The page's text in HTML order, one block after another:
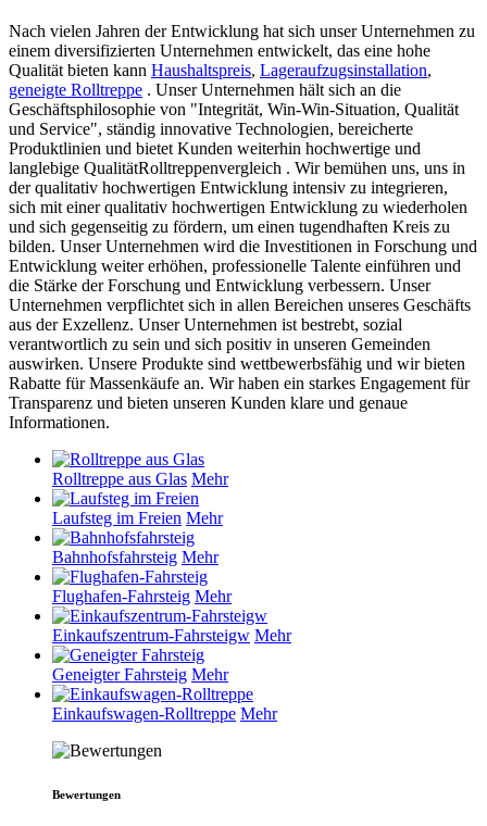
Nach vielen Jahren der Entwicklung hat sich unser Unternehmen zu
einem diversifizierten Unternehmen entwickelt, das eine hohe
Qualität bieten kann Haushaltspreis, Lageraufzugsinstallation,
geneigte Rolltreppe . Unser Unternehmen hält sich an die
Geschäftsphilosophie von "Integrität, Win-Win-Situation, Qualität
und Service", ständig innovative Technologien, bereicherte
Produktlinien und bietet Kunden weiterhin hochwertige und
langlebige QualitätRolltreppenvergleich . Wir bemühen uns, uns in
der qualitativ hochwertigen Entwicklung intensiv zu integrieren,
sich mit einer qualitativ hochwertigen Entwicklung zu wiederholen
und sich gegenseitig zu fördern, um einen tugendhaften Kreis zu
bilden. Unser Unternehmen wird die Investitionen in Forschung und
Entwicklung weiter erhöhen, professionelle Talente einführen und
die Stärke der Forschung und Entwicklung verbessern. Unser
Unternehmen verpflichtet sich in allen Bereichen unseres Geschäfts
aus der Exzellenz. Unser Unternehmen ist bestrebt, sozial
verantwortlich zu sein und sich positiv in unseren Gemeinden
auswirken. Unsere Produkte sind wettbewerbsfähig und wir bieten
Rabatte für Massenkäufe an. Wir haben ein starkes Engagement für
Transparenz und bieten unseren Kunden klare und genaue
Informationen.
Rolltreppe aus Glas Mehr
Laufsteg im Freien Mehr
Bahnhofsfahrsteig Mehr
Flughafen-Fahrsteig Mehr
Einkaufszentrum-Fahrsteigw Mehr
Geneigter Fahrsteig Mehr
Einkaufswagen-Rolltreppe Mehr
Bewertungen